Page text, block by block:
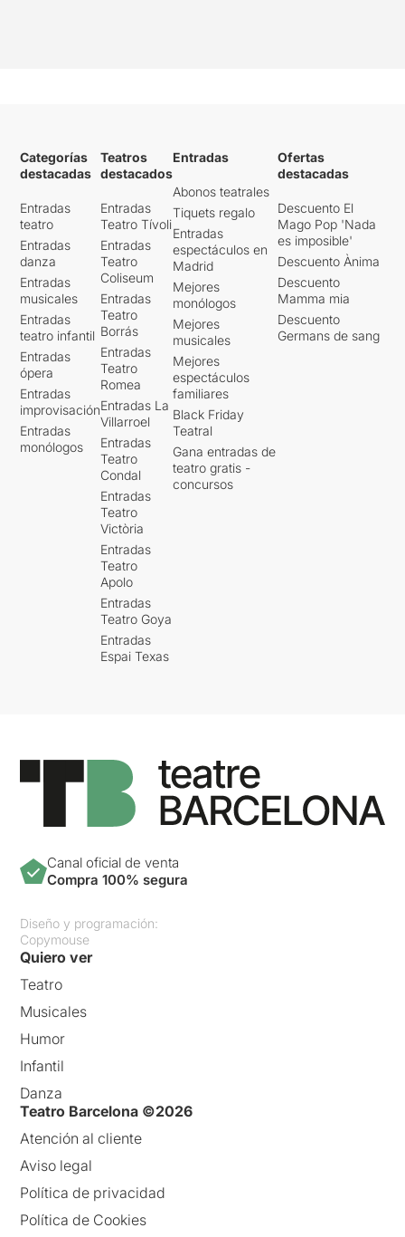
Categorías
destacadas
Entradas
teatro
Entradas
danza
Entradas
musicales
Entradas
teatro infantil
Entradas
ópera
Entradas
improvisación
Entradas
monólogos
Teatros
destacados
Entradas
Teatro Tívoli
Entradas
Teatro
Coliseum
Entradas
Teatro
Borrás
Entradas
Teatro
Romea
Entradas La
Villarroel
Entradas
Teatro
Condal
Entradas
Teatro
Victòria
Entradas
Teatro
Apolo
Entradas
Teatro Goya
Entradas
Espai Texas
Entradas
Abonos teatrales
Tiquets regalo
Entradas
espectáculos en
Madrid
Mejores
monólogos
Mejores
musicales
Mejores
espectáculos
familiares
Black Friday
Teatral
Gana entradas de
teatro gratis -
concursos
Ofertas
destacadas
Descuento El
Mago Pop 'Nada
es imposible'
Descuento Ànima
Descuento
Mamma mia
Descuento
Germans de sang
Canal oficial de venta
Compra 100% segura
Diseño y programación:
Copymouse
Quiero ver
Teatro
Musicales
Humor
Infantil
Danza
Teatro Barcelona ©2026
Atención al cliente
Aviso legal
Política de privacidad
Política de Cookies